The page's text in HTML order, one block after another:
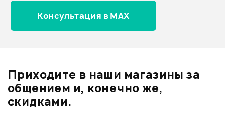
0.0
Архив товаров - новинки
Консультация в MAX
Приходите в наши магазины за
общением и, конечно же,
скидками.